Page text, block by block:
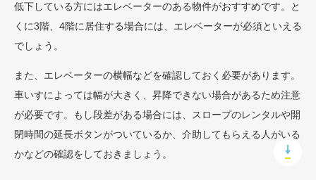
低下している方にはエレベーターのある物件がおすすめです。と
くに3階、4階に居住する場合には、エレベーターが必須といえる
でしょう。
また、エレベーターの横幅などを確認しておく必要があります。
車いすによっては幅が大きく、昇降できない場合があるため注意
が必要です。もし段差がある場合には、スロープのレンタルや開
閉時間の延長ボタンがついているか、介助してもらえる人がいる
かなどの確認をしておきましょう。